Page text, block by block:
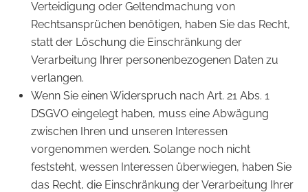
Verteidigung oder Geltendmachung von
Rechtsansprüchen benötigen, haben Sie das Recht,
statt der Löschung die Einschränkung der
Verarbeitung Ihrer personenbezogenen Daten zu
verlangen.
Wenn Sie einen Widerspruch nach Art. 21 Abs. 1
DSGVO eingelegt haben, muss eine Abwägung
zwischen Ihren und unseren Interessen
vorgenommen werden. Solange noch nicht
feststeht, wessen Interessen überwiegen, haben Sie
das Recht, die Einschränkung der Verarbeitung Ihrer